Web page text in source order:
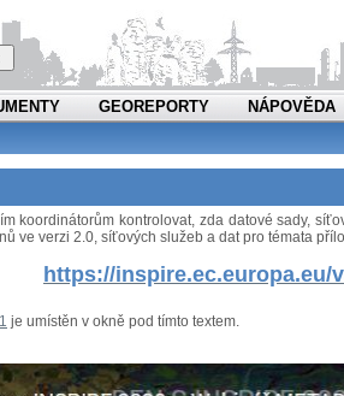
GEOREPORTY
NÁPOVĚDA
koordinátorům kontrolovat, zda datové sady,
verzi 2.0, síťových služeb a dat pro témata
https://inspire.ec.europa.eu/
je umístěn v okně pod tímto textem.